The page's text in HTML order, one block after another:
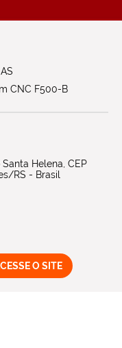
CNC F500-B
Santa Helena, CEP
RS - Brasil
O SITE